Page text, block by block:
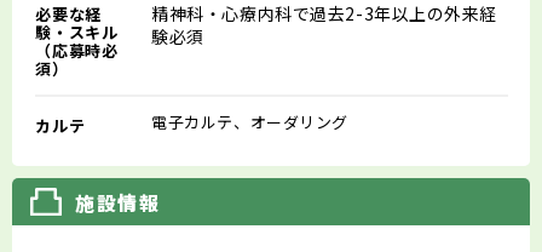
必要な経
験・スキル
（応募時必
須）
精神科・心療内科で過去2-3年以上の外来経
験必須
カルテ 電子カルテ、オーダリング
施設情報